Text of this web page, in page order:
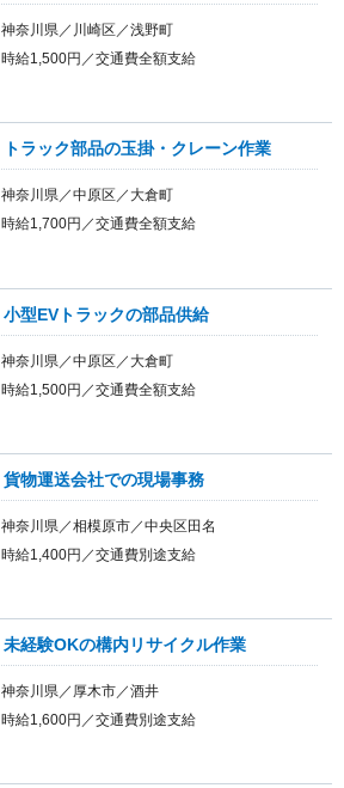
神奈川県／川崎区／浅野町
時給1,500円／交通費全額支給
トラック部品の玉掛・クレーン作業
神奈川県／中原区／大倉町
時給1,700円／交通費全額支給
小型EVトラックの部品供給
神奈川県／中原区／大倉町
時給1,500円／交通費全額支給
貨物運送会社での現場事務
神奈川県／相模原市／中央区田名
時給1,400円／交通費別途支給
未経験OKの構内リサイクル作業
神奈川県／厚木市／酒井
時給1,600円／交通費別途支給